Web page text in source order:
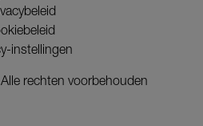
instellingen
rechten voorbehouden